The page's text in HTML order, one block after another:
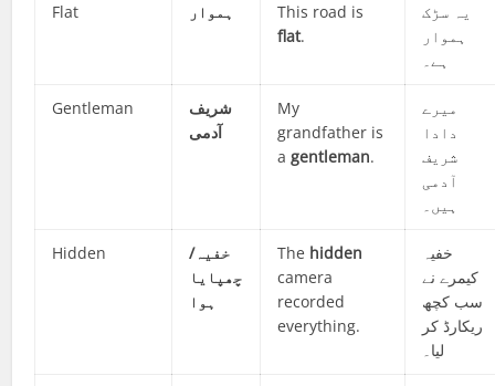
Flat ہموار
This road is
flat.
یہ سڑک
ہموار
ہے۔
Gentleman
شریف
آدمی
My
grandfather is
agentleman.
میرے
دادا
شریف
آدمی
ہیں۔
Hidden
خفیہ/
چھپایا
ہوا
The hidden
camera
recorded
everything.
خفیہ
کیمرے نے
سب کچھ
ریکارڈ کر
لیا۔